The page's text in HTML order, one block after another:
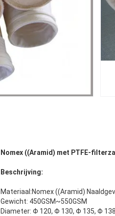
Nomex ((Aramid) met PTFE-
Beschrijving:
Materiaal:Nomex ((Aramid)
Gewicht: 450GSM~550GSM
Diameter: Φ 120, Φ 130, Φ 135, Φ